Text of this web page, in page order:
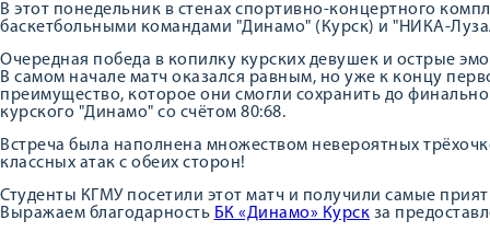
В этот понедельник в стенах спортивно-концертного
баскетбольными командами "Динамо" (Курск) и "НИКА-
Очередная победа в копилку курских девушек и острые
В самом начале матч оказался равным, но уже к концу
преимущество, которое они смогли сохранить до
курского "Динамо" со счётом 80:68.
Встреча была наполнена множеством невероятных
классных атак с обеих сторон!
Студенты КГМУ посетили этот матч и получили самые
Выражаем благодарность БК «Динамо» Курск за